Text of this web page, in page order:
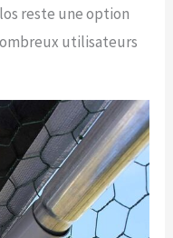
reste une option
utilisateurs